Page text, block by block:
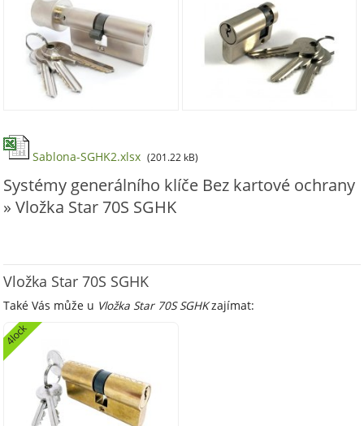
Sablona-SGHK2.xlsx (201.22 kB)
Systémy generálního klíče Bez kartové ochrany
» Vložka Star 70S SGHK
Vložka Star 70S SGHK
Také Vás může u Vložka Star 70S SGHKzajímat:
4lock